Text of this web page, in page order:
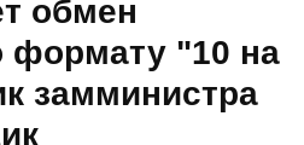
обмен
"10 на
замминистра